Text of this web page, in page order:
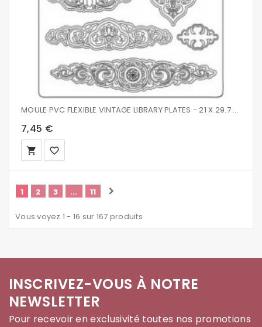
MOULE PVC FLEXIBLE VINTAGE LIBRARY PLATES - 21 X 29.7 CM - K3PTA4561
7,45 €
local_grocery_store favorite_border
1 2 3 ... 11
Vous voyez 1 - 16 sur 167 produits
INSCRIVEZ-VOUS À NOTRE
NEWSLETTER
Pour recevoir en exclusivité toutes nos promotions